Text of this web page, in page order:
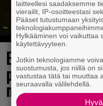
Elokuun
pelit ilmestyivät
mestariteos
laitteellesi saadaksemme
vierailit, IP-osoitteestasi
Pääset tutustumaan
Hylkääminen voi vaikuttaa
käytettävyyteen.
Jotkin teknologiamme
suostumusta, jos niillä on
vastustaa tätä tai muuttaa
seuraavalla välilehdellä.